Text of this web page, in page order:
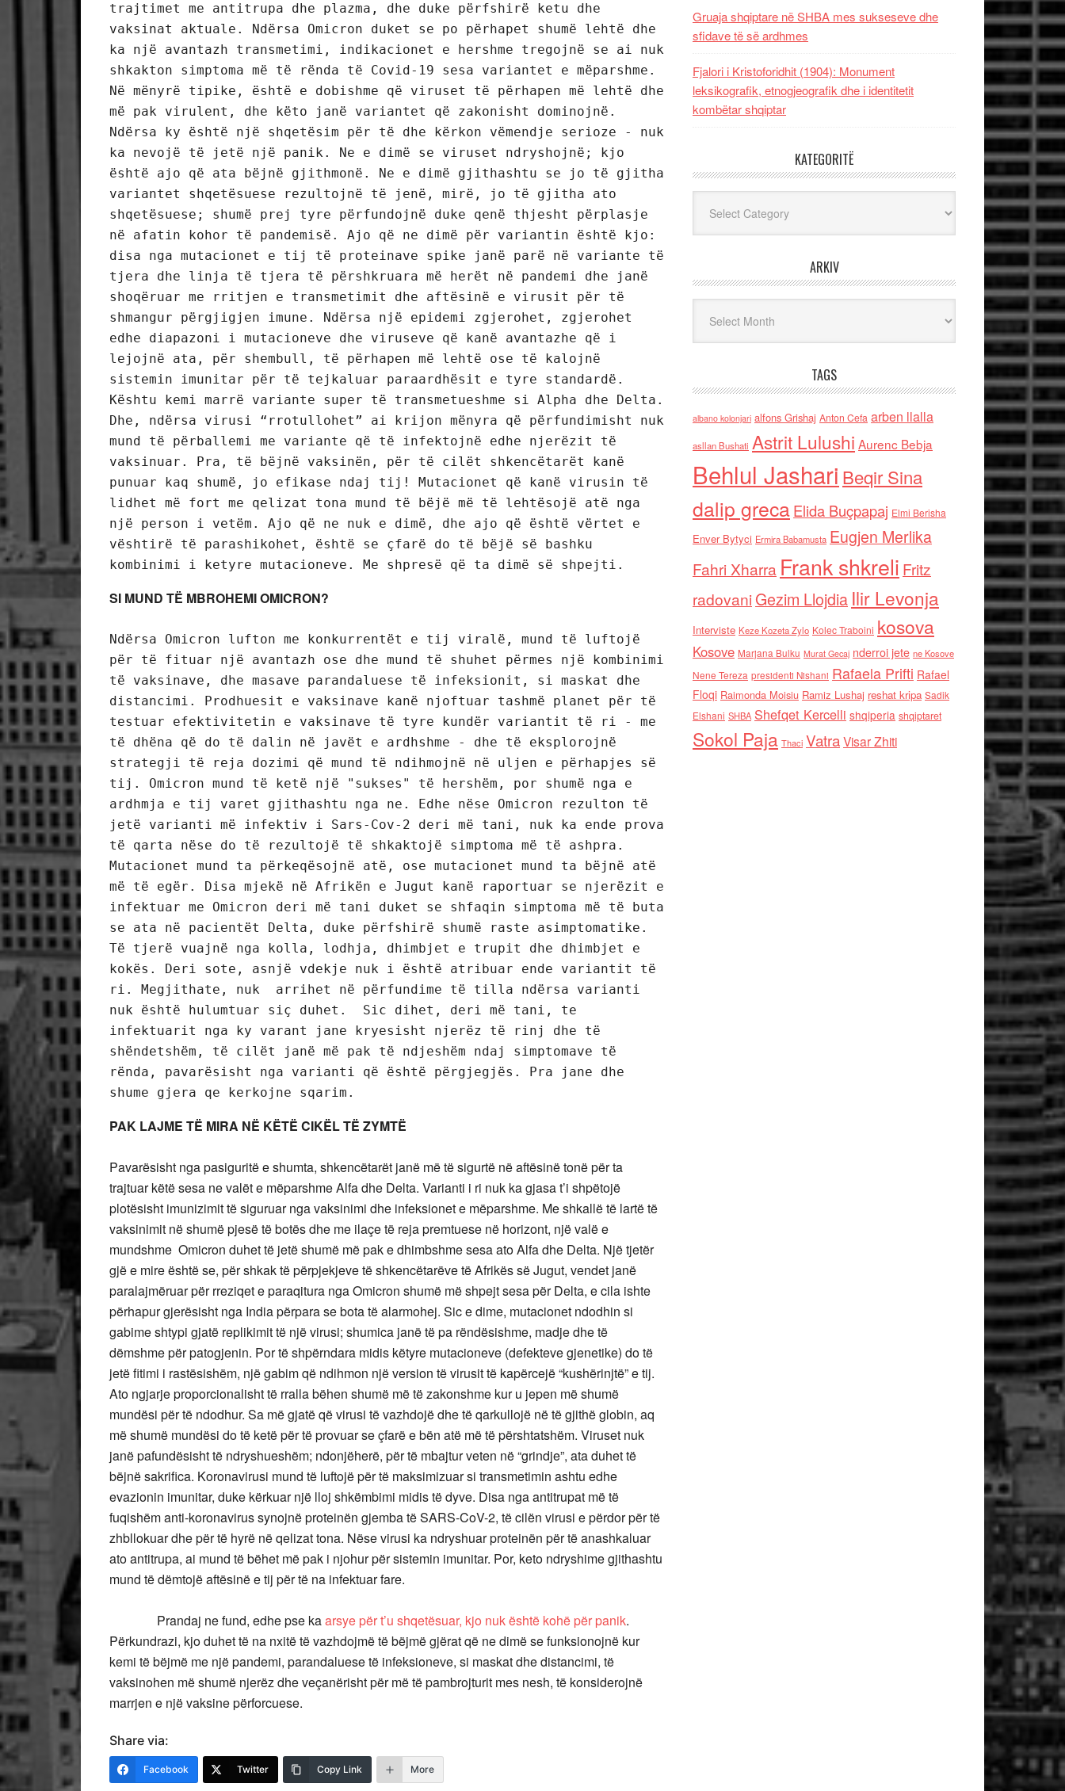
trajtimet me antitrupa dhe plazma, dhe duke përfshirë ketu dhe
vaksinat aktuale. Ndërsa Omicron duket se po përhapet shumë lehtë dhe
ka një avantazh transmetimi, indikacionet e hershme tregojnë se ai nuk
shkakton simptoma më të rënda të Covid-19 sesa variantet e mëparshme.
Në mënyrë tipike, është e dobishme që viruset të përhapen më lehtë dhe
më pak virulent, dhe këto janë variantet që zakonisht dominojnë.
Ndërsa ky është një shqetësim për të dhe kërkon vëmendje serioze - nuk
ka nevojë të jetë një panik. Ne e dimë se viruset ndryshojnë; kjo
është ajo që ata bëjnë gjithmonë. Ne e dimë gjithashtu se jo të gjitha
variantet shqetësuese rezultojnë të jenë, mirë, jo të gjitha ato
shqetësuese; shumë prej tyre përfundojnë duke qenë thjesht përplasje
në afatin kohor të pandemisë. Ajo që ne dimë për variantin është kjo:
disa nga mutacionet e tij të proteinave spike janë parë në variante të
tjera dhe linja të tjera të përshkruara më herët në pandemi dhe janë
shoqëruar me rritjen e transmetimit dhe aftësinë e virusit për të
shmangur përgjigjen imune. Ndërsa një epidemi zgjerohet, zgjerohet
edhe diapazoni i mutacioneve dhe viruseve që kanë avantazhe që i
lejojnë ata, për shembull, të përhapen më lehtë ose të kalojnë
sistemin imunitar për të tejkaluar paraardhësit e tyre standardë.
Kështu kemi marrë variante super të transmetueshme si Alpha dhe Delta.
Dhe, ndërsa virusi “rrotullohet” ai krijon mënyra që përfundimisht nuk
mund të përballemi me variante që të infektojnë edhe njerëzit të
vaksinuar. Pra, të bëjnë vaksinën, për të cilët shkencëtarët kanë
punuar kaq shumë, jo efikase ndaj tij! Mutacionet që kanë virusin të
lidhet më fort me qelizat tona mund të bëjë më të lehtësojë atë nga
një person i vetëm. Ajo që ne nuk e dimë, dhe ajo që është vërtet e
vështirë të parashikohet, është se çfarë do të bëjë së bashku
kombinimi i ketyre mutacioneve. Me shpresë që ta dimë së shpejti.
SI MUND TË MBROHEMI OMICRON?
Ndërsa Omicron lufton me konkurrentët e tij viralë, mund të luftojë
për të fituar një avantazh ose dhe mund të shuhet përmes një kombinimi
të vaksinave, dhe masave parandaluese të infeksionit, si maskat dhe
distancimi. Prodhuesit e vaksinave kanë njoftuar tashmë planet për të
testuar efektivitetin e vaksinave të tyre kundër variantit të ri - me
të dhëna që do të dalin në javët e ardhshme - dhe të eksplorojnë
strategji të reja dozimi që mund të ndihmojnë në uljen e përhapjes së
tij. Omicron mund të ketë një "sukses" të hershëm, por shumë nga e
ardhmja e tij varet gjithashtu nga ne. Edhe nëse Omicron rezulton të
jetë varianti më infektiv i Sars-Cov-2 deri më tani, nuk ka ende prova
të qarta nëse do të rezultojë të shkaktojë simptoma më të ashpra.
Mutacionet mund ta përkeqësojnë atë, ose mutacionet mund ta bëjnë atë
më të egër. Disa mjekë në Afrikën e Jugut kanë raportuar se njerëzit e
infektuar me Omicron deri më tani duket se shfaqin simptoma më të buta
se ata në pacientët Delta, duke përfshirë shumë raste asimptomatike.
Të tjerë vuajnë nga kolla, lodhja, dhimbjet e trupit dhe dhimbjet e
kokës. Deri sote, asnjë vdekje nuk i është atribuar ende variantit të
ri. Megjithate, nuk  arrihet në përfundime të tilla ndërsa varianti
nuk është hulumtuar siç duhet.  Sic dihet, deri më tani, te
infektuarit nga ky varant jane kryesisht njerëz të rinj dhe të
shëndetshëm, të cilët janë më pak të ndjeshëm ndaj simptomave të
rënda, pavarësisht nga varianti që është përgjegjës. Pra jane dhe
shume gjera qe kerkojne sqarim.
PAK LAJME TË MIRA NË KËTË CIKËL TË ZYMTË
Pavarësisht nga pasiguritë e shumta, shkencëtarët janë më të sigurtë në aftësinë tonë për ta
trajtuar këtë sesa ne valët e mëparshme Alfa dhe Delta. Varianti i ri nuk ka gjasa t’i shpëtojë
plotësisht imunizimit të siguruar nga vaksinimi dhe infeksionet e mëparshme. Me shkallë të lartë të
vaksinimit në shumë pjesë të botës dhe me ilaçe të reja premtuese në horizont, një valë e
mundshme Omicron duhet të jetë shumë më pak e dhimbshme sesa ato Alfa dhe Delta. Një tjetër
gjë e mire është se, për shkak të përpjekjeve të shkencëtarëve të Afrikës së Jugut, vendet janë
paralajmëruar për rreziqet e paraqitura nga Omicron shumë më shpejt sesa për Delta, e cila ishte
përhapur gjerësisht nga India përpara se bota të alarmohej. Sic e dime, mutacionet ndodhin si
gabime shtypi gjatë replikimit të një virusi; shumica janë të pa rëndësishme, madje dhe të
dëmshme për patogjenin. Por të shpërndara midis këtyre mutacioneve (defekteve gjenetike) do të
jetë fitimi i rastësishëm, një gabim që ndihmon një version të virusit të kapërcejë “kushërinjtë” e tij.
Ato ngjarje proporcionalisht të rralla bëhen shumë më të zakonshme kur u jepen më shumë
mundësi për të ndodhur. Sa më gjatë që virusi të vazhdojë dhe të qarkullojë në të gjithë globin, aq
më shumë mundësi do të ketë për të provuar se çfarë e bën atë më të përshtatshëm. Viruset nuk
janë pafundësisht të ndryshueshëm; ndonjëherë, për të mbajtur veten në “grindje”, ata duhet të
bëjnë sakrifica. Koronavirusi mund të luftojë për të maksimizuar si transmetimin ashtu edhe
evazionin imunitar, duke kërkuar një lloj shkëmbimi midis të dyve. Disa nga antitrupat më të
fuqishëm anti-koronavirus synojnë proteinën gjemba të SARS-CoV-2, të cilën virusi e përdor për të
zhbllokuar dhe për të hyrë në qelizat tona. Nëse virusi ka ndryshuar proteinën për të anashkaluar
ato antitrupa, ai mund të bëhet më pak i njohur për sistemin imunitar. Por, keto ndryshime gjithashtu
mund të dëmtojë aftësinë e tij për të na infektuar fare.
Prandaj ne fund, edhe pse kaarsye për t’u shqetësuar, kjo nuk është kohë për panik.
Përkundrazi, kjo duhet të na nxitë të vazhdojmë të bëjmë gjërat që ne dimë se funksionojnë kur
kemi të bëjmë me një pandemi, parandaluese të infeksioneve, si maskat dhe distancimi, të
vaksinohen më shumë njerëz dhe veçanërisht për më të pambrojturit mes nesh, të konsiderojnë
marrjen e një vaksine përforcuese.
Share via:
Facebook Twitter Copy Link More
Gruaja shqiptare në SHBA mes sukseseve dhe
sfidave të së ardhmes
Fjalori i Kristoforidhit (1904): Monument
leksikografik, etnogjeografik dhe i identitetit
kombëtar shqiptar
KATEGORITË
ARKIV
TAGS
albano kolonjari alfons Grishaj Anton Cefa arben llalla
asllan Bushati Astrit Lulushi Aurenc Bebja
Behlul Jashari Beqir Sina
dalip grecaElida Buçpapaj Elmi Berisha
Enver Bytyci Ermira Babamusta Eugjen Merlika
Fahri Xharra Frank shkreli Fritz
radovaniGezim Llojdia Ilir Levonja
Interviste Keze Kozeta Zylo Kolec Traboini kosova
Kosove Marjana Bulku Murat Gecaj nderroi jete ne Kosove
Nene Tereza presidenti Nishani Rafaela Prifti Rafael
Floqi Raimonda Moisiu Ramiz Lushaj reshat kripa Sadik
Elshani SHBA Shefqet Kercelli shqiperia shqiptaret
Sokol Paja Thaci VatraVisar Zhiti